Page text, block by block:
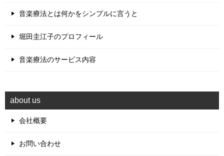
音楽療法とは何かをシンプルに言うと
堀田圭江子のプロフィール
音楽療法のサービス内容
about us
会社概要
お問い合わせ